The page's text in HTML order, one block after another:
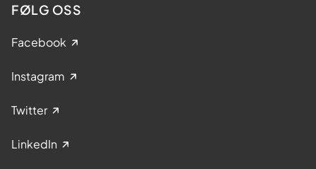
FØLG OSS
Facebook
Instagram
Twitter
LinkedIn